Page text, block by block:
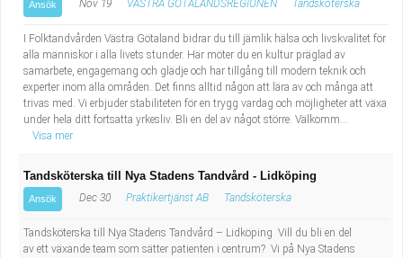
Transport
Sjuksköterska, grundutbildad
Kock, storhushåll
Undersköterska, vård- o specialavd. o mottagning
Administrativ assistent
Lärare i gymnasiet
Ansök Nov 19 VÄSTRA GÖTALANDSREGIONEN Tandsköterska
I Folktandvården Västra Götaland bidrar du till jämlik hälsa och livskvalitet för
alla människor i alla livets stunder. Här möter du en kultur präglad av
samarbete, engagemang och glädje och har tillgång till modern teknik och
experter inom alla områden. Det finns alltid någon att lära av och många att
trivas med. Vi erbjuder stabiliteten för en trygg vardag och möjligheter att växa
under hela ditt fortsatta yrkesliv. Bli en del av något större. Välkomm...
Visa mer
Tandsköterska till Nya Stadens Tandvård - Lidköping
Ansök Dec 30 Praktikertjänst AB Tandsköterska
Tandsköterska till Nya Stadens Tandvård – Lidköping Vill du bli en del
av ett växande team som sätter patienten i centrum? Vi på Nya Stadens